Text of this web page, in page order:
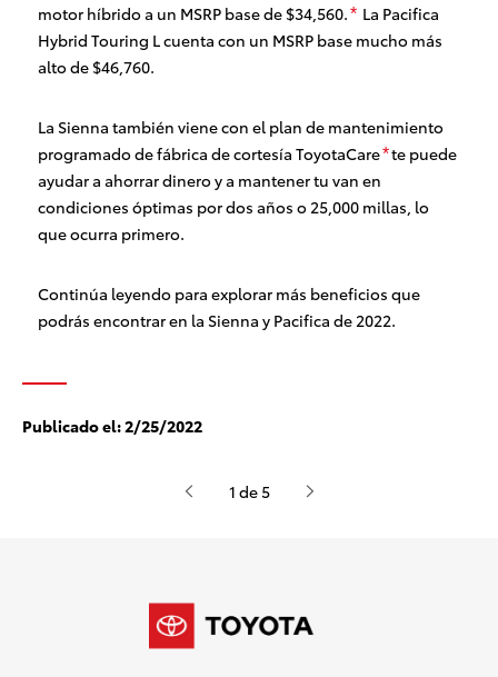
motor híbridoa un MSRP base de $34,560.* La Pacifica
Hybrid Touring L cuenta con un MSRP base mucho más
alto de $46,760.
La Sienna también viene con el plan de mantenimiento
programado de fábrica de cortesía ToyotaCare*te puede
ayudar a ahorrar dinero y a mantener tu van en
condiciones óptimas por dos años o 25,000 millas, lo
que ocurra primero.
Continúa leyendo para explorar más beneficios que
podrás encontrar en la Sienna y Pacifica de 2022.
Publicado el:2/25/2022
1 de 5